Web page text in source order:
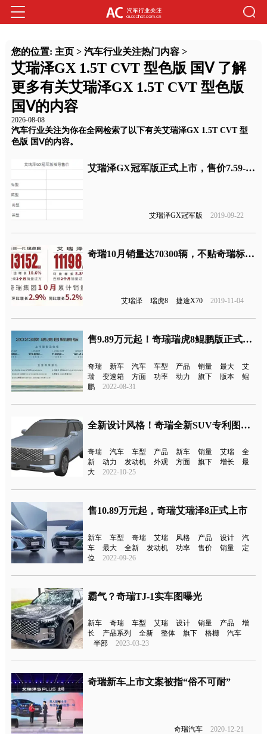
您的位置: 主页> 汽车行业关注热门内容>
艾瑞泽GX 1.5T CVT 型色版 国Ⅴ 了解
更多有关艾瑞泽GX 1.5T CVT 型色版
国Ⅴ的内容
2026-08-08
汽车行业关注为你在全网检索了以下有关艾瑞泽GX 1.5T CVT 型
色版 国Ⅴ的内容。
艾瑞泽GX冠军版正式上市，售价7.59-9.19万元
艾瑞泽GX冠军版 2019-09-22
奇瑞10月销量达70300辆，不贴奇瑞标的捷途销量大涨54.31%
艾瑞泽 瑞虎8 捷途X70 2019-11-04
售9.89万元起！奇瑞瑞虎8鲲鹏版正式上市
奇瑞 新车 汽车 车型 产品 销量 最大
艾
瑞
变速箱 方面 功率 动力 旗下 版本
鲲
鹏
2022-08-31
全新设计风格！奇瑞全新SUV专利图曝光
奇瑞 汽车 车型 产品 新车 销量 艾瑞
全
新
动力 发动机 外观 方面 旗下 增长
最
大
2022-10-25
售10.89万元起，奇瑞艾瑞泽8正式上市
新车 车型 奇瑞 艾瑞 风格 产品 设计
汽
车
最大 全新 发动机 功率 售价 销量
定
位
2022-09-26
霸气？奇瑞TJ-1实车图曝光
新车 奇瑞 车型 艾瑞 设计 销量 产品
增
长
产品系列 全新 整体 旗下 格栅
汽车
半部
2023-03-23
奇瑞新车上市文案被指“俗不可耐”
奇瑞汽车 2020-12-21